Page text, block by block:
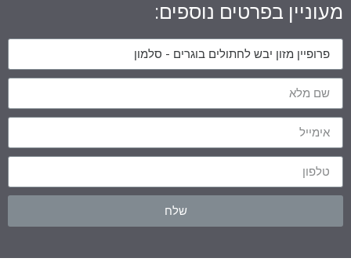
מעוניין בפרטים נוספים:
שלח